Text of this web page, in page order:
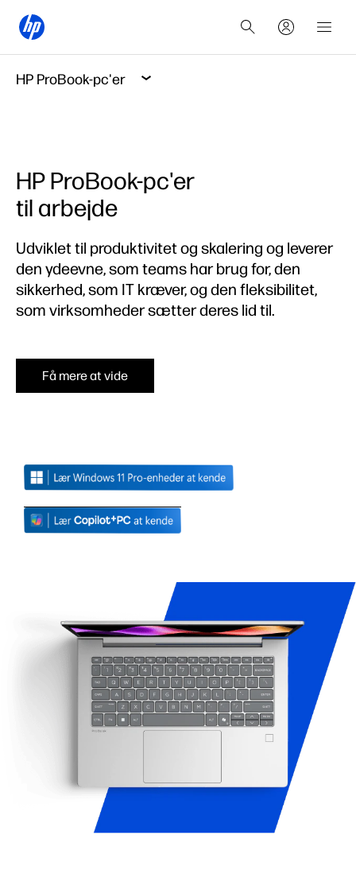
HP ProBook-pc'er
HP ProBook-pc'er
til arbejde
Udviklet til produktivitet og skalering og leverer
den ydeevne, som teams har brug for, den
sikkerhed, som IT kræver, og den fleksibilitet,
som virksomheder sætter deres lid til.
Få mere at vide